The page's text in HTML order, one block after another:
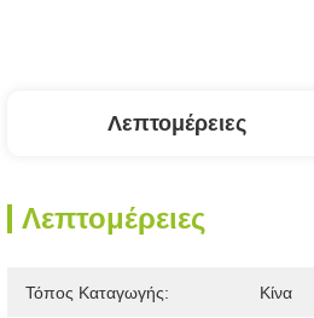
Λεπτομέρειες
Λεπτομέρειες
Τόπος Καταγωγής: Κίνα